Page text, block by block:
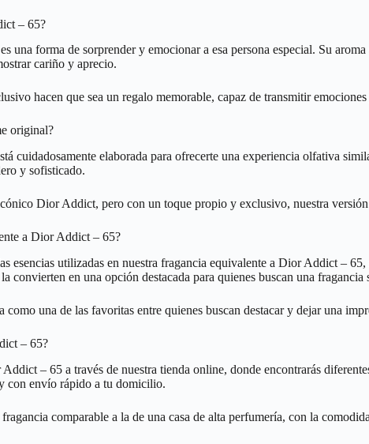
– 65?
una forma de sorprender y emocionar a esa persona especial. Su
cariño y aprecio.
hacen que sea un regalo memorable, capaz de transmitir
original?
cuidadosamente elaborada para ofrecerte una experiencia olfativa
y sofisticado.
Dior Addict, pero con un toque propio y exclusivo, nuestra
a Dior Addict – 65?
esencias utilizadas en nuestra fragancia equivalente a Dior Addict –
convierten en una opción destacada para quienes buscan una
una de las favoritas entre quienes buscan destacar y dejar una
– 65?
– 65 a través de nuestra tienda online, donde encontrarás
con envío rápido a tu domicilio.
comparable a la de una casa de alta perfumería, con la